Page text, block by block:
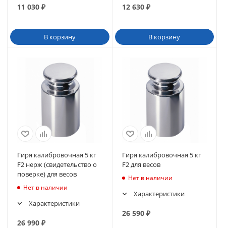
11 030 ₽
В корзину
12 630₽
В корзину
Гиря калибровочная 5 кг
F2 нерж (свидетельство о
поверке) для весов
Нет в наличии
Характеристики
26 990 ₽
Гиря калибровочная 5 кг
F2 для весов
Нет в наличии
Характеристики
26 590₽